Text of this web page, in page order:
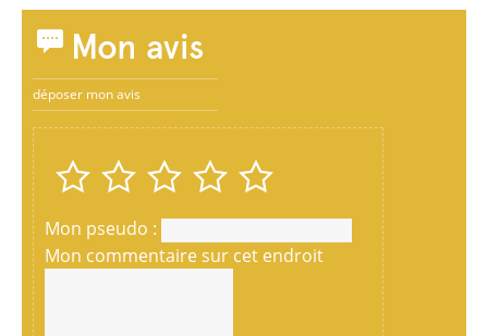
Mon avis
déposer mon avis
Mon pseudo :
Mon commentaire sur cet endroit